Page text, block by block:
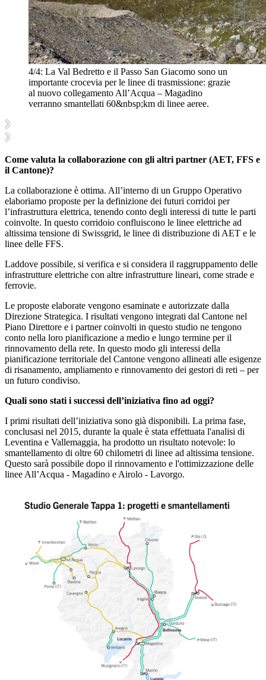
4/4: La Val Bedretto e il Passo San Giacomo sono un
importante crocevia per le linee di trasmissione: grazie
al nuovo collegamento All’Acqua – Magadino
verranno smantellati 60&nbsp;km di linee aeree.
Come valuta la collaborazione con gli altri partner (AET, FFS e
il Cantone)?
La collaborazione è ottima. All’interno di un Gruppo Operativo
elaboriamo proposte per la definizione dei futuri corridoi per
l’infrastruttura elettrica, tenendo conto degli interessi di tutte le parti
coinvolte. In questo corridoio confluiscono le linee elettriche ad
altissima tensione di Swissgrid, le linee di distribuzione di AET e le
linee delle FFS.
Laddove possibile, si verifica e si considera il raggruppamento delle
infrastrutture elettriche con altre infrastrutture lineari, come strade e
ferrovie.
Le proposte elaborate vengono esaminate e autorizzate dalla
Direzione Strategica. I risultati vengono integrati dal Cantone nel
Piano Direttore e i partner coinvolti in questo studio ne tengono
conto nella loro pianificazione a medio e lungo termine per il
rinnovamento della rete. In questo modo gli interessi della
pianificazione territoriale del Cantone vengono allineati alle esigenze
di risanamento, ampliamento e rinnovamento dei gestori di reti – per
un futuro condiviso.
Quali sono stati i successi dell’iniziativa fino ad oggi?
I primi risultati dell’iniziativa sono già disponibili. La prima fase,
conclusasi nel 2015, durante la quale è stata effettuata l'analisi di
Leventina e Vallemaggia, ha prodotto un risultato notevole: lo
smantellamento di oltre 60 chilometri di linee ad altissima tensione.
Questo sarà possibile dopo il rinnovamento e l'ottimizzazione delle
linee All’Acqua - Magadino e Airolo - Lavorgo.